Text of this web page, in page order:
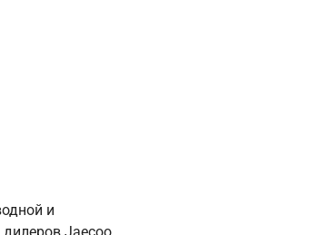
и